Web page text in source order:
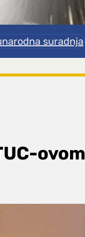
suradnja
ovom